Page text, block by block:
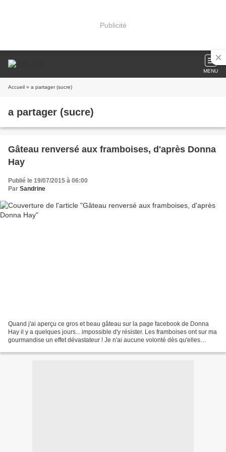
Publicité
MENU
Accueil » a partager (sucre)
a partager (sucre)
Gâteau renversé aux framboises, d'après Donna
Hay
Publié le 19/07/2015 à 06:00
Par Sandrine
Quand j'ai aperçu ce gros et beau gâteau sur la page facebook de Donna
Hay il y a quelques jours... impossible d'y résister. Les framboises ont sur ma
gourmandise un effet dévastateur ! Je n'ai aucune volonté dès qu'elles